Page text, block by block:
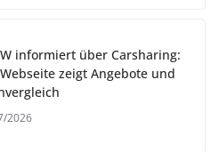
informiert über Carsharing:
zeigt Angebote und
2026